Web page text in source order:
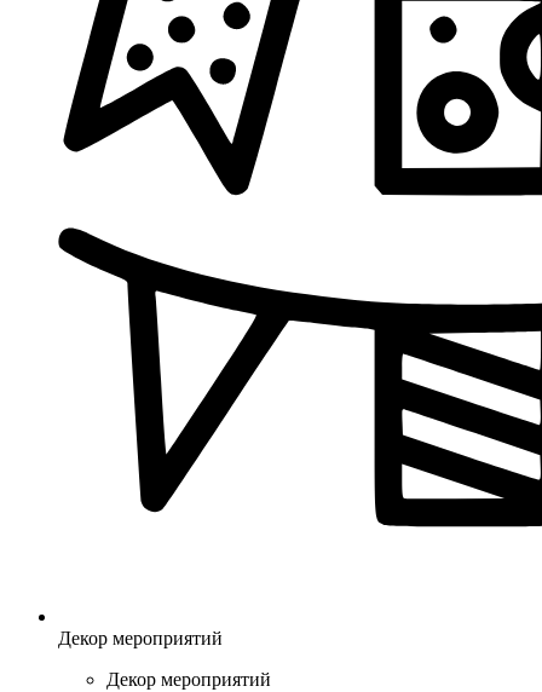
Декор мероприятий
Декор мероприятий